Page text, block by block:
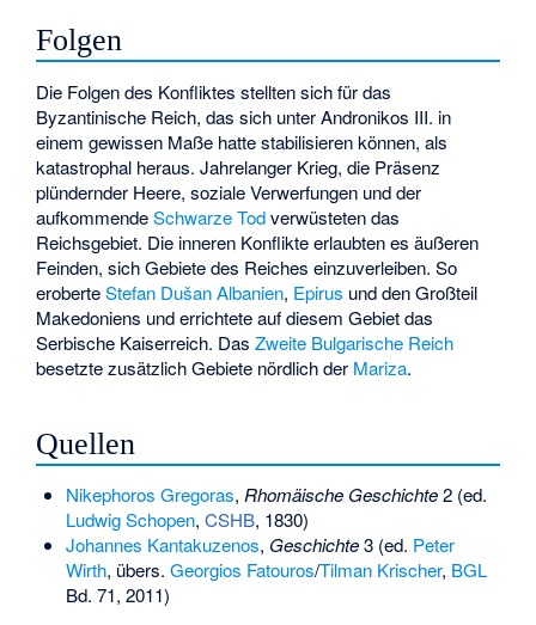
Folgen
Die Folgen des Konfliktes stellten sich für das
Byzantinische Reich, das sich unter Andronikos III. in
einem gewissen Maße hatte stabilisieren können, als
katastrophal heraus. Jahrelanger Krieg, die Präsenz
plündernder Heere, soziale Verwerfungen und der
aufkommendeSchwarze Todverwüsteten das
Reichsgebiet. Die inneren Konflikte erlaubten es äußeren
Feinden, sich Gebiete des Reiches einzuverleiben. So
eroberteStefan Dušan Albanien, Epirus und den Großteil
Makedoniens und errichtete auf diesem Gebiet das
Serbische Kaiserreich. DasZweite Bulgarische Reich
besetzte zusätzlich Gebiete nördlich der Mariza.
Quellen
Nikephoros Gregoras, Rhomäische Geschichte2 (ed.
Ludwig Schopen, CSHB, 1830)
Johannes Kantakuzenos, Geschichte3 (ed. Peter
Wirth, übers. Georgios Fatouros/Tilman Krischer, BGL
Bd. 71, 2011)